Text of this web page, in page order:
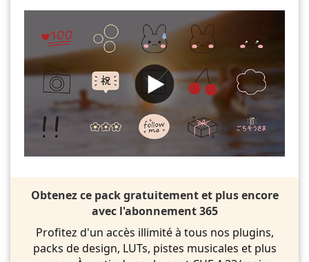
Obtenez ce pack gratuitement et plus encore
avec l'abonnement 365
Profitez d'un accès illimité à tous nos plugins,
packs de design, LUTs, pistes musicales et plus